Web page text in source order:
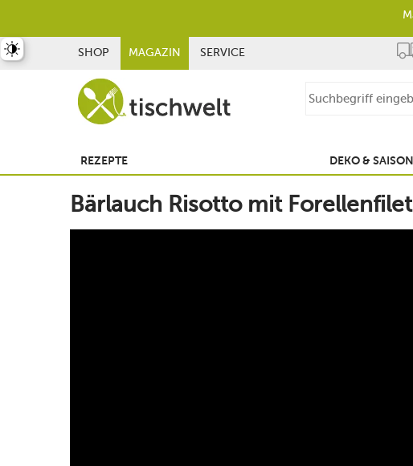
SHOP MAGAZIN SERVICE
REZEPTE DEKO &
Bärlauch Risotto mit
umschalten